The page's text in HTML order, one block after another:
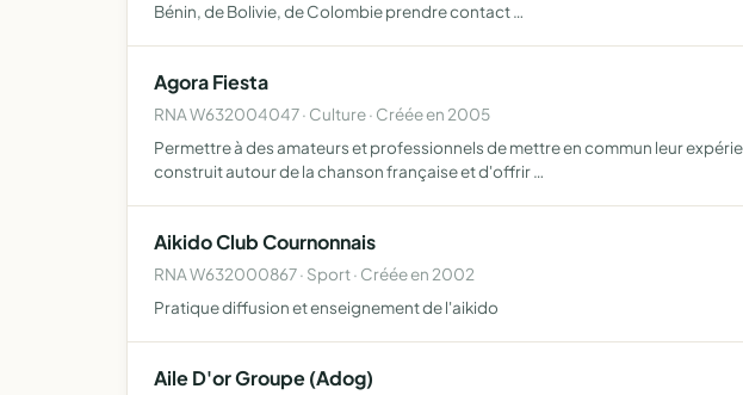
Bénin, de Bolivie, de Colombie prendre contact …
Agora Fiesta
RNA W632004047 · Culture · Créée en 2005
Permettre à des amateurs et professionnels de mettre en commun leur
construit autour de la chanson française et d'offrir …
Aikido Club Cournonnais
RNA W632000867 · Sport · Créée en 2002
Pratique diffusion et enseignement de l'aikido
Aile D'or Groupe (Adog)